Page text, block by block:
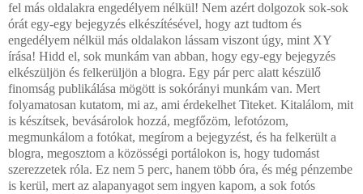
fel más oldalakra engedélyem nélkül! Nem azért dolgozok sok-sok
órát egy-egy bejegyzés elkészítésével, hogy azt tudtom és
engedélyem nélkül más oldalakon lássam viszont úgy, mint XY
írása! Hidd el, sok munkám van abban, hogy egy-egy bejegyzés
elkészüljön és felkerüljön a blogra. Egy pár perc alatt készülő
finomság publikálása mögött is sokórányi munkám van. Mert
folyamatosan kutatom, mi az, ami érdekelhet Titeket. Kitalálom, mit
is készítsek, bevásárolok hozzá, megfőzöm, lefotózom,
megmunkálom a fotókat, megírom a bejegyzést, és ha felkerült a
blogra, megosztom a közösségi portálokon is, hogy tudomást
szerezzetek róla. Ez nem 5 perc, hanem több óra, és még pénzembe
is kerül, mert az alapanyagot sem ingyen kapom, a sok fotós